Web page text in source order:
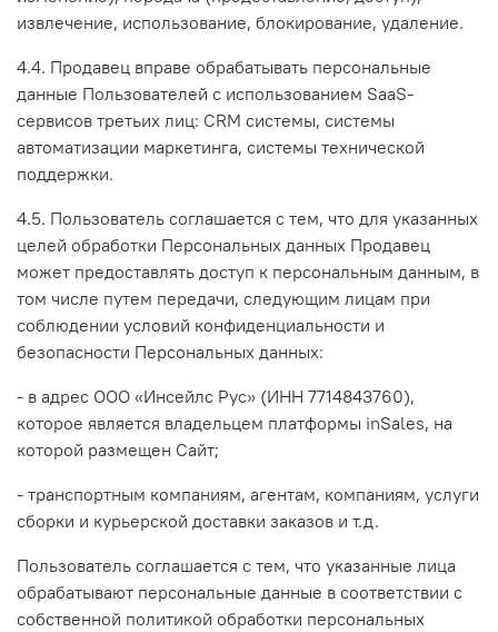
извлечение, использование, блокирование, удаление.
4.4. Продавец вправе обрабатывать персональные
данные Пользователей с использованием SaaS-
сервисов третьих лиц: CRM системы, системы
автоматизации маркетинга, системы технической
поддержки.
4.5. Пользователь соглашается с тем, что для указанных
целей обработки Персональных данных Продавец
может предоставлять доступ к персональным данным, в
том числе путем передачи, следующим лицам при
соблюдении условий конфиденциальности и
безопасности Персональных данных:
- в адрес ООО «Инсейлс Рус» (ИНН 7714843760),
которое является владельцем платформы inSales, на
которой размещен Сайт;
- транспортным компаниям, агентам, компаниям, услуги
сборки и курьерской доставки заказов и т.д.
Пользователь соглашается с тем, что указанные лица
обрабатывают персональные данные в соответствии с
собственной политикой обработки персональных